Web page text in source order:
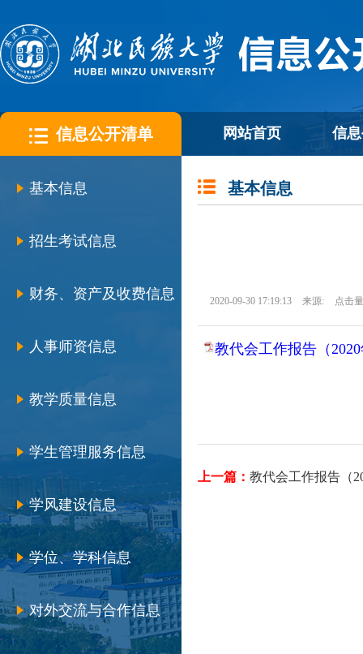
信息公开清单 网站首页 信
基本信息
招生考试信息
财务、资产及收费信息
人事师资信息
教学质量信息
学生管理服务信息
学风建设信息
学位、学科信息
对外交流与合作信息
基本信息
2020-09-30 17:19:13 来源: 点击
教代会工作报告（
上一篇： 教代会工作报告（